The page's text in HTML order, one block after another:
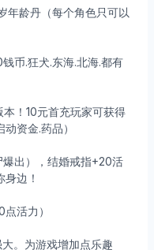
年龄丹（每个角色只可以
币.狂犬.东海.北海.都有
！10元首充玩家可获得
资金.药品）
出），结婚戒指+20活
边！
活力）
。为游戏增加点乐趣